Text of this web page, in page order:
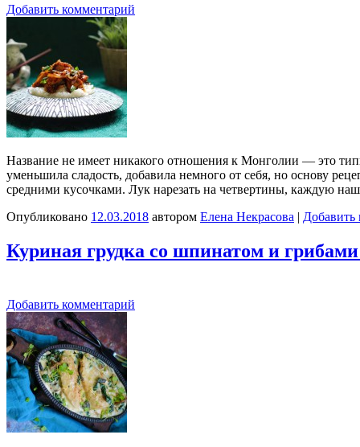
Добавить комментарий
Название не имеет никакого отношения к Монголии — это
уменьшила сладость, добавила немного от себя, но основу
средними кусочками. Лук нарезать на четвертины, каждую
Опубликовано 12.03.2018 автором Елена Некрасова Добавить
Куриная грудка со шпинатом и
Добавить комментарий